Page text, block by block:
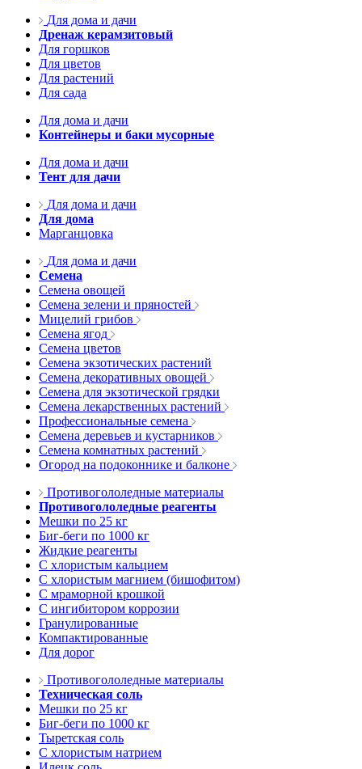
Для дома и дачи
Дренаж керамзитовый
Для горшков
Для цветов
Для растений
Для сада
Для дома и дачи
Контейнеры и баки мусорные
Для дома и дачи
Тент для дачи
Для дома и дачи
Для дома
Марганцовка
Для дома и дачи
Семена
Семена овощей
Семена зелени и пряностей
Мицелий грибов
Семена ягод
Семена цветов
Семена экзотических растений
Семена декоративных овощей
Семена для экзотической грядки
Семена лекарственных растений
Профессиональные семена
Семена деревьев и кустарников
Семена комнатных растений
Огород на подоконнике и балконе
Противогололедные материалы
Противогололедные реагенты
Мешки по 25 кг
Биг-беги по 1000 кг
Жидкие реагенты
С хлористым кальцием
С хлористым магнием (бишофитом)
С мраморной крошкой
С ингибитором коррозии
Гранулированные
Компактированные
Для дорог
Противогололедные материалы
Техническая соль
Мешки по 25 кг
Биг-беги по 1000 кг
Тыретская соль
С хлористым натрием